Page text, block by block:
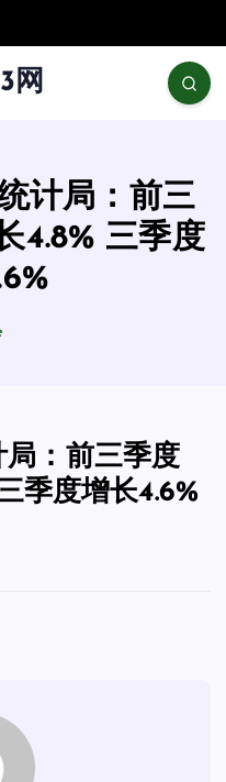
网
计局：前三
4.8% 三季度
：前三季度
季度增长4.6%